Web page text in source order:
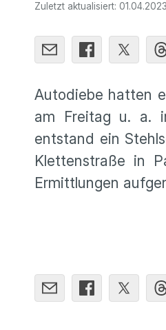
Zuletzt aktualisiert:
Autodiebe hatten
am Freitag u. a.
entstand ein
Klettenstraße in
Ermittlungen